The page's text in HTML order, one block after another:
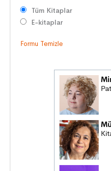
Tüm Kitaplar
E-kitaplar
Formu Temizle